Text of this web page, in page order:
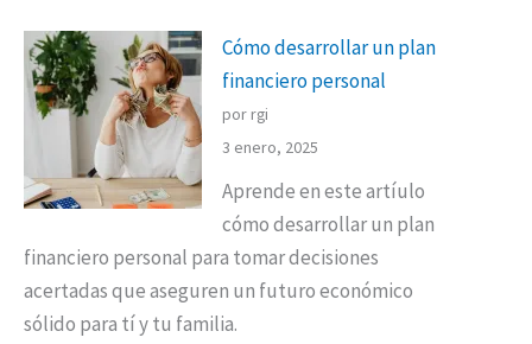
Cómo desarrollar un plan
financiero personal
por rgi
3 enero, 2025
Aprende en este artíulo
cómo desarrollar un plan
financiero personal para tomar decisiones
acertadas que aseguren un futuro económico
sólido para tí y tu familia.